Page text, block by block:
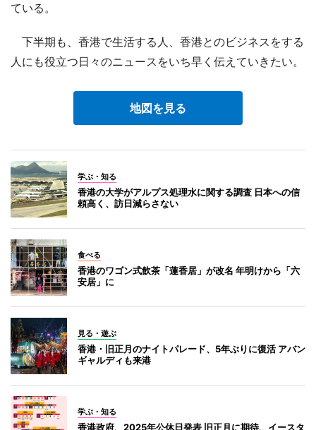
ている。
下半期も、香港で生活する人、香港とのビジネスをする
人にも役立つ日々のニュースをいち早く伝えていきたい。
地図を見る
学ぶ・知る
香港の大学がアルプス処理水に関する調査 日本への信
頼高く、訪日減らさない
食べる
香港のワゴン式飲茶「蓮香居」が改名 年明けから「六
安居」に
見る・遊ぶ
香港・旧正月のナイトパレード、5年ぶりに復活 アバン
ギャルディも来港
学ぶ・知る
香港政府、2025年公休日発表 旧正月に期待、イースタ